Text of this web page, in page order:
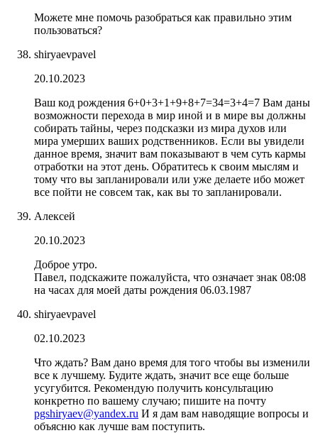
Можете мне помочь разобраться как правильно этим
пользоваться?
shiryaevpavel
20.10.2023
Ваш код рождения 6+0+3+1+9+8+7=34=3+4=7 Вам даны
возможности перехода в мир иной и в мире вы должны
собирать тайны, через подсказки из мира духов или
мира умерших ваших родственников. Если вы увидели
данное время, значит вам показывают в чем суть кармы
отработки на этот день. Обратитесь к своим мыслям и
тому что вы запланировали или уже делаете ибо может
все пойти не совсем так, как вы то запланировали.
Алексей
20.10.2023
Доброе утро.
Павел, подскажите пожалуйста, что означает знак 08:08
на часах для моей даты рождения 06.03.1987
shiryaevpavel
02.10.2023
Что ждать? Вам дано время для того чтобы вы изменили
все к лучшему. Будите ждать, значит все еще больше
усугубится. Рекомендую получить консультацию
конкретно по вашему случаю; пишите на почту
pgshiryaev@yandex.ru И я дам вам наводящие вопросы и
объясню как лучше вам поступить.